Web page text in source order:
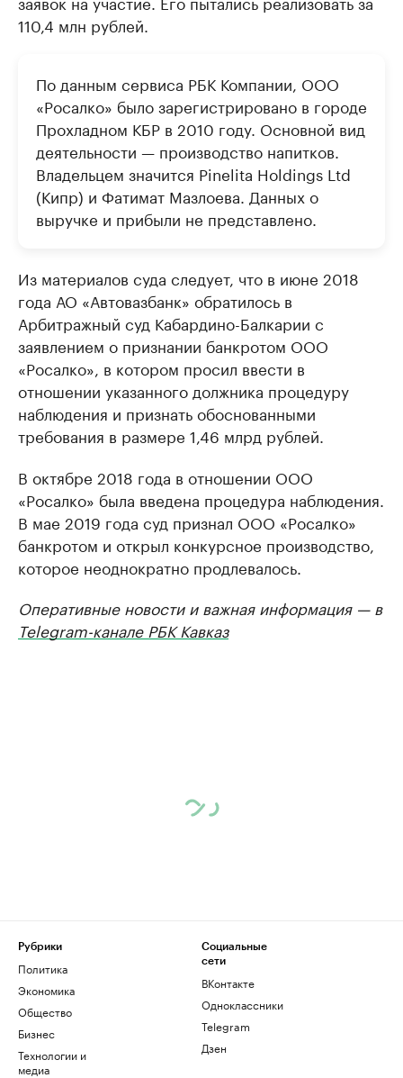
110,4 млн рублей.
По данным сервиса РБК Компании, ООО
«Росалко» было зарегистрировано в городе
Прохладном КБР в 2010 году. Основной вид
деятельности — производство напитков.
Владельцем значится Pinelita Holdings Ltd
(Кипр) и Фатимат Мазлоева. Данных о
выручке и прибыли не представлено.
Из материалов суда следует, что в июне 2018
года АО «Автовазбанк» обратилось в
Арбитражный суд Кабардино-Балкарии с
заявлением о признании банкротом ООО
«Росалко», в котором просил ввести в
отношении указанного должника процедуру
наблюдения и признать обоснованными
требования в размере 1,46 млрд рублей.
В октябре 2018 года в отношении ООО
«Росалко» была введена процедура наблюдения.
В мае 2019 года суд признал ООО «Росалко»
банкротом и открыл конкурсное производство,
которое неоднократно продлевалось.
Оперативные новости и важная информация — в
Telegram-канале РБК Кавказ
Рубрики
Политика
Экономика
Общество
Бизнес
Технологии и
медиа
Социальные
сети
ВКонтакте
Одноклассники
Telegram
Дзен